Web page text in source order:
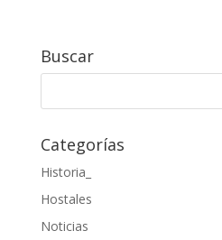
Buscar
Categorías
Historia_
Hostales
Noticias